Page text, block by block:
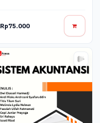
Rp75.000